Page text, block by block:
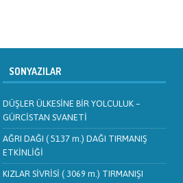
SONYAZILAR
DÜŞLER ÜLKESİNE BİR YOLCULUK –
GÜRCİSTAN SVANETİ
AĞRI DAĞI ( 5137 m.) DAĞI TIRMANIŞ
ETKİNLİĞİ
KIZLAR SİVRİSİ ( 3069 m.) TIRMANIŞI